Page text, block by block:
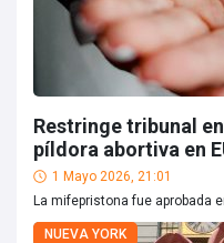
Restringe tribunal
píldora abortiva en
1 Mayo 2026, 21:01
La mifepristona fue aprobada
NUEVA YORK